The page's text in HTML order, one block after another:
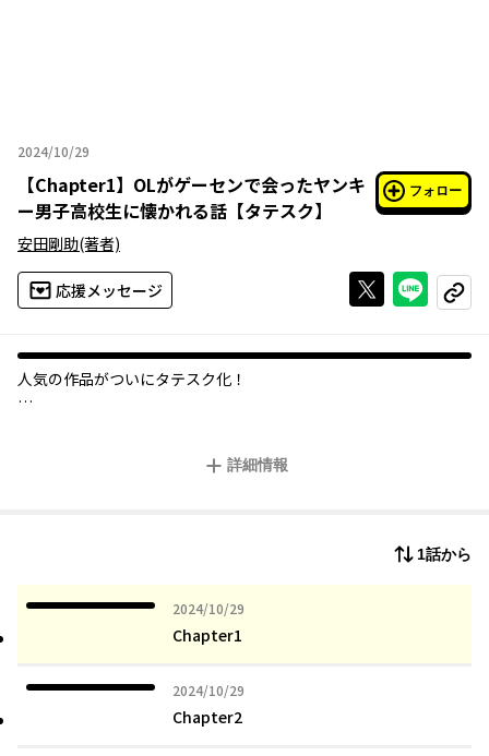
2024/10/29
2024年10月29日
【Chapter1】 OLがゲーセンで会ったヤンキ
ー男子高校生に懐かれる話【タテスク】
フォロー
安田剛助(著者)
応援メッセージ Xで投稿する
ライン
コピー
人気の作品がついにタテスク化！
そこでヤンキー男子高校生をボコボコに負かしてしまうが、なぜ
OLとヤンキー高校生の胸キュン＆微笑ましい交流が始まる！
詳細情報
1話から
2024/10/29
2024年10月29日
Chapter1
2024/10/29
2024年10月29日
Chapter2